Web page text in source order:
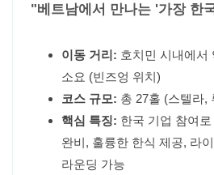
"베트남에서 만나는 '가장 한
이동 거리: 호치민 시내에서
소요 (빈즈엉 위치)
코스 규모: 총 27홀 (스텔라,
핵심 특징: 한국 기업 참여
완비, 훌륭한 한식 제공, 라
라운딩 가능